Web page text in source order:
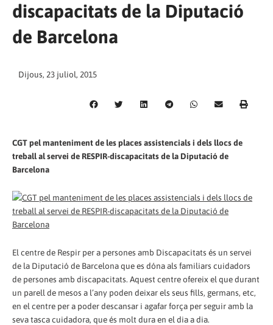
discapacitats de la Diputació
de Barcelona
Dijous, 23 juliol, 2015
CGT pel manteniment de les places assistencials i dels llocs de
treball al servei de RESPIR-discapacitats de la Diputació de
Barcelona
El centre de Respir per a persones amb Discapacitats és un servei
de la Diputació de Barcelona que es dóna als familiars cuidadors
de persones amb discapacitats. Aquest centre ofereix el que durant
un parell de mesos a l’any poden deixar els seus fills, germans, etc,
en el centre per a poder descansar i agafar força per seguir amb la
seva tasca cuidadora, que és molt dura en el dia a dia.